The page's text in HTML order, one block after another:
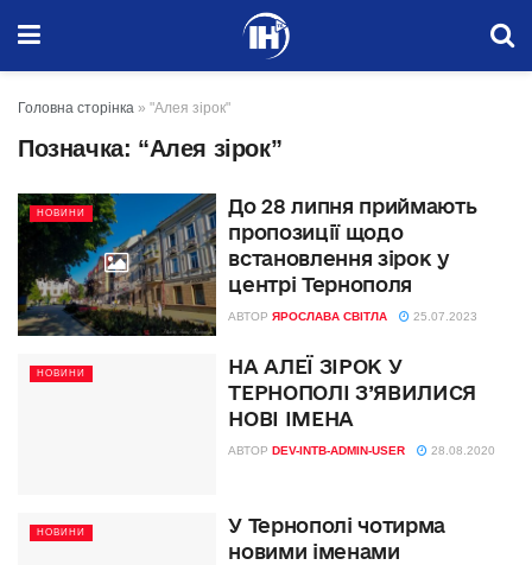
Головна сторінка » "Алея зірок"
Позначка: “Алея зірок”
НОВИНИ
До 28 липня приймають
пропозиції щодо
встановлення зірок у
центрі Тернополя
АВТОР ЯРОСЛАВА СВІТЛА 25.07.2023
НОВИНИ
НА АЛЕЇ ЗІРОК У
ТЕРНОПОЛІ З’ЯВИЛИСЯ
НОВІ ІМЕНА
АВТОР DEV-INTB-ADMIN-USER 28.08.2020
НОВИНИ
У Тернополі чотирма
новими іменами